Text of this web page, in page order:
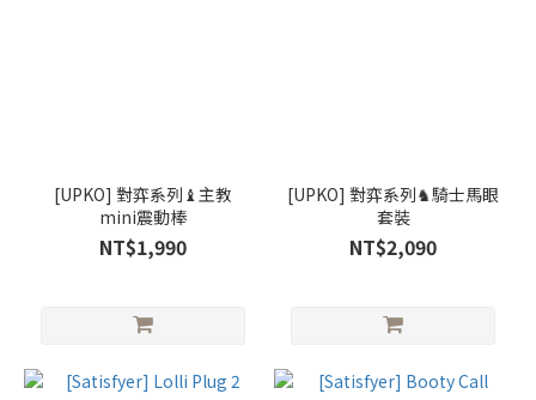
[UPKO] 對弈系列♝主教
mini震動棒
NT$1,990
[UPKO] 對弈系列♞騎士馬眼
套裝
NT$2,090